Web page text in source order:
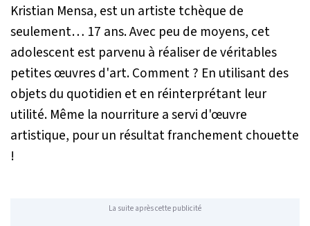
Kristian Mensa, est un artiste tchèque de
seulement… 17 ans. Avec peu de moyens, cet
adolescent est parvenu à réaliser de véritables
petites œuvres d'art. Comment ? En utilisant des
objets du quotidien et en réinterprétant leur
utilité. Même la nourriture a servi d'œuvre
artistique, pour un résultat franchement chouette
!
La suite après cette publicité